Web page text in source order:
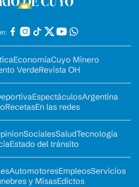
EconomíaCuyo Minero
VerdeRevista OH
EspectáculosArgentina
RecetasEn las redes
SocialesSaludTecnología
Estado del tránsito
AutomotoresEmpleosServicios
y MisasEdictos